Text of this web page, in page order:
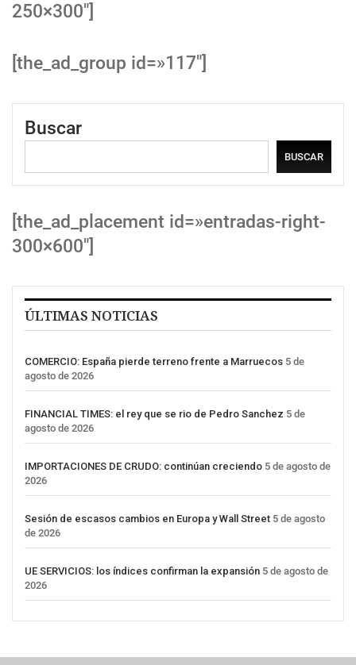
250×300″]
[the_ad_group id=»117″]
Buscar
BUSCAR
[the_ad_placement id=»entradas-right-
300×600″]
ÚLTIMAS NOTICIAS
COMERCIO: España pierde terreno frente a Marruecos 5 de
agosto de 2026
FINANCIAL TIMES: el rey que se rio de Pedro Sanchez 5 de
agosto de 2026
IMPORTACIONES DE CRUDO: continúan creciendo 5 de agosto de
2026
Sesión de escasos cambios en Europa y Wall Street 5 de agosto
de 2026
UE SERVICIOS: los índices confirman la expansión 5 de agosto de
2026